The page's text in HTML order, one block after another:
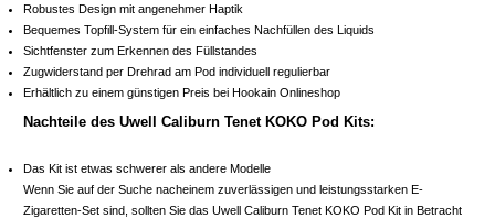
Robustes Design mit angenehmer Haptik
Bequemes Topfill-System für ein einfaches Nachfüllen des Liquids
Sichtfenster zum Erkennen des Füllstandes
Zugwiderstand per Drehrad am Pod individuell regulierbar
Erhältlich zu einem günstigen Preis bei Hookain Onlineshop
Nachteile des Uwell Caliburn Tenet KOKO Pod Kits:
Das Kit ist etwas schwerer als andere Modelle
Wenn Sie auf der Suche nacheinem zuverlässigen und leistungsstarken E-
Zigaretten-Set sind, sollten Sie das Uwell Caliburn Tenet KOKO Pod Kit in Betracht